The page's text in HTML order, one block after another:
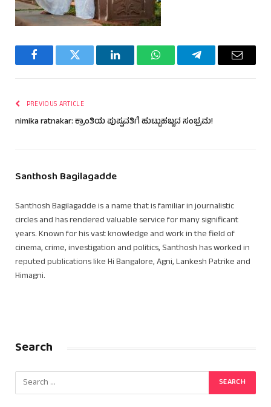
FacebookTwitter LinkedInWhatsAppTelegramEmail
PREVIOUS ARTICLE
nimika ratnakar: ಕ್ರಾಂತಿಯ ಪುಷ್ಪವತಿಗೆ ಹುಟ್ಟುಹಬ್ಬದ ಸಂಭ್ರಮ!
Santhosh Bagilagadde
Santhosh Bagilagadde is a name that is familiar in journalistic
circles and has rendered valuable service for many significant
years. Known for his vast knowledge and work in the field of
cinema, crime, investigation and politics, Santhosh has worked in
reputed publications like Hi Bangalore, Agni, Lankesh Patrike and
Himagni.
Search